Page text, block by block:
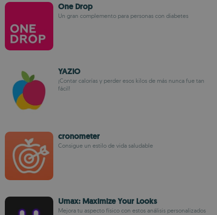
One Drop
Un gran complemento para personas con diabetes
YAZIO
¡Contar calorías y perder esos kilos de más nunca fue tan
fácil!
cronometer
Consigue un estilo de vida saludable
Umax: Maximize Your Looks
Mejora tu aspecto físico con estos análisis personalizados